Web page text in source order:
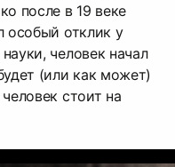
после в 19 веке
особый отклик у
человек начал
(или как может)
стоит на